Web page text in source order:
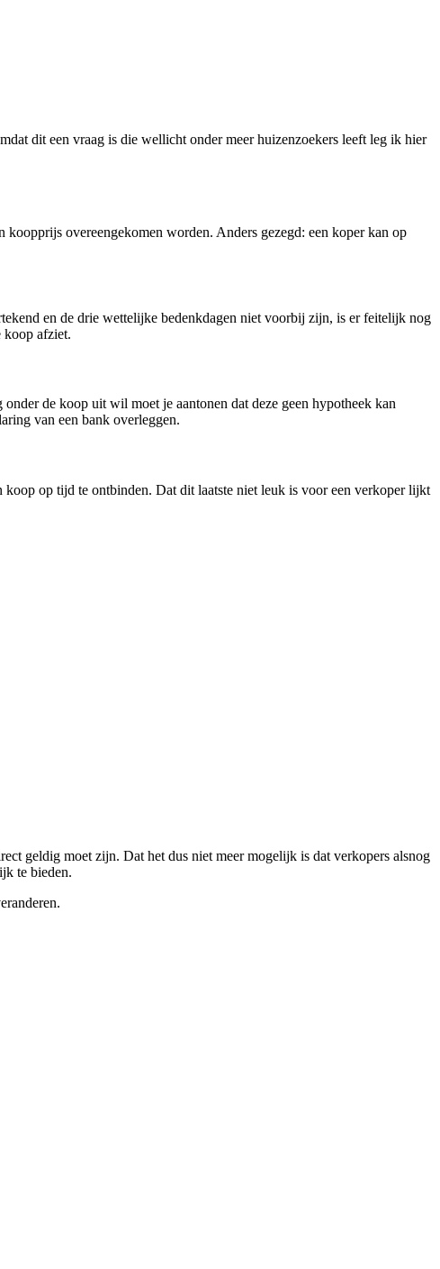
dit een vraag is die wellicht onder meer huizenzoekers leeft leg ik hier
overeengekomen worden. Anders gezegd: een koper kan op
en de drie wettelijke bedenkdagen niet voorbij zijn, is er feitelijk nog
koop afziet.
de koop uit wil moet je aantonen dat deze geen hypotheek kan
van een bank overleggen.
op tijd te ontbinden. Dat dit laatste niet leuk is voor een verkoper lijkt
geldig moet zijn. Dat het dus niet meer mogelijk is dat verkopers alsnog
te bieden.